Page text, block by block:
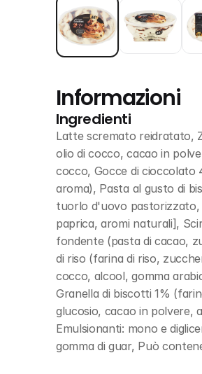
Informazioni
Ingredienti
Latte scremato reidratato,
olio di cocco, cacao in
cocco, Gocce di cioccolato
aroma), Pasta al gusto di
tuorlo d'uovo pastorizzato,
paprica, aromi naturali],
fondente (pasta di cacao,
di riso (farina di riso,
cocco, alcool, gomma
Granella di biscotti 1%
glucosio, cacao in polvere,
Emulsionanti: mono e
gomma di guar, Può